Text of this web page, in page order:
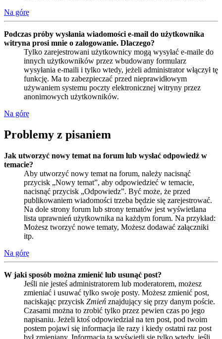
Na górę
Podczas próby wysłania wiadomości e-mail do użytkownika
witryna prosi mnie o zalogowanie. Dlaczego?
Tylko zarejestrowani użytkownicy mogą wysyłać e-maile do
innych użytkowników przez wbudowany formularz
wysyłania e-maili i tylko wtedy, jeżeli administrator włączył tę
funkcję. Ma to zabezpieczać przed nieprawidłowym
używaniem systemu poczty elektronicznej witryny przez
anonimowych użytkowników.
Na górę
Problemy z pisaniem
Jak utworzyć nowy temat na forum lub wysłać odpowiedź w
temacie?
Aby utworzyć nowy temat na forum, należy nacisnąć
przycisk „Nowy temat”, aby odpowiedzieć w temacie,
nacisnąć przycisk „Odpowiedz”. Być może, że przed
publikowaniem wiadomości trzeba będzie się zarejestrować.
Na dole strony forum lub strony tematów jest wyświetlana
lista uprawnień użytkownika na każdym forum. Na przykład:
Możesz tworzyć nowe tematy, Możesz dodawać załączniki
itp.
Na górę
W jaki sposób można zmienić lub usunąć post?
Jeśli nie jesteś administratorem lub moderatorem, możesz
zmieniać i usuwać tylko swoje posty. Możesz zmienić post,
naciskając przycisk Zmień znajdujący się przy danym poście.
Czasami można to zrobić tylko przez pewien czas po jego
napisaniu. Jeżeli ktoś odpowiedział na ten post, pod twoim
postem pojawi się informacja ile razy i kiedy ostatni raz post
był zmieniany. Informacja ta wyświetli się tylko wtedy, jeśli